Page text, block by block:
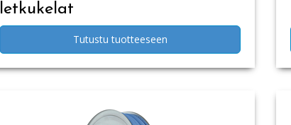
letkukelat
Tutustu tuotteeseen